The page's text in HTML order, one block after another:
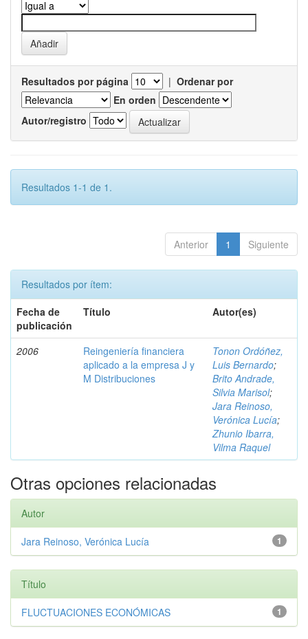
Resultados por página | Ordenar por
En orden
Autor/registro
Resultados 1-1 de 1.
Anterior 1 Siguiente
Resultados por ítem:
Fecha de
publicación
Título Autor(es)
2006
Reingeniería financiera
aplicado a la empresa J y
M Distribuciones
Tonon Ordóñez,
Luis Bernardo;
Brito Andrade,
Silvia Marisol;
Jara Reinoso,
Verónica Lucía;
Zhunio Ibarra,
Vilma Raquel
Otras opciones relacionadas
Autor
1
Jara Reinoso, Verónica Lucía
Título
1
FLUCTUACIONES ECONÓMICAS